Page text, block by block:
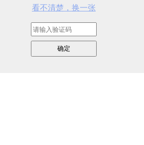
看不清楚，换一张